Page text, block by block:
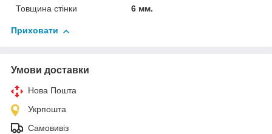
Товщина стінки
6 мм.
Приховати
Умови доставки
Нова Пошта
Укрпошта
Самовивіз